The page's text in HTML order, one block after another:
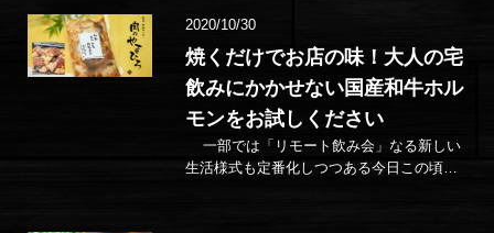
2020/10/30
焼くだけでお店の味！大人の宅
飲みにかかせない国産和牛ホル
モンをお試しください
一部では「リモート飲み会」なる新しい
生活様式も定番化しつつある今日この頃。